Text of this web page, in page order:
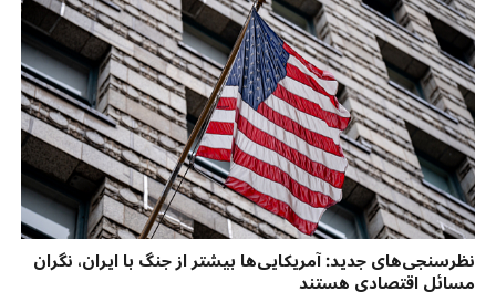
نظرسنجی‌‌های جدید: آمریکایی‌ها بیشتر از جنگ با ایران، نگران
مسائل اقتصادی هستند